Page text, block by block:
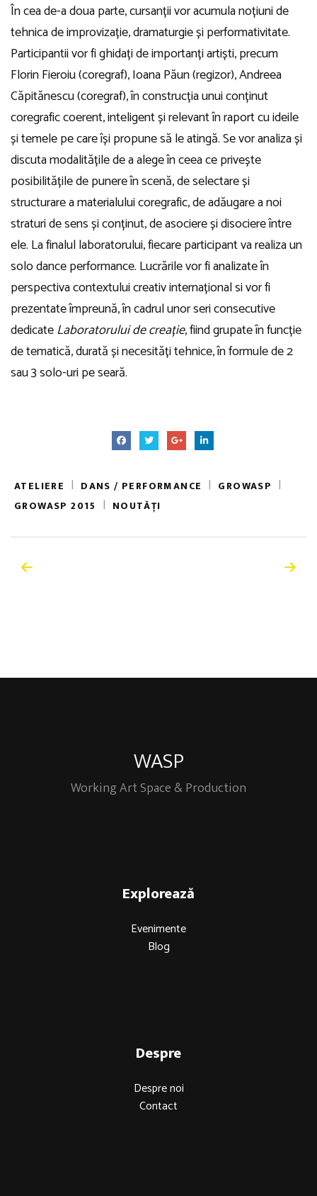
În cea de-a doua parte, cursanții vor acumula noțiuni de
tehnica de improvizație, dramaturgie și performativitate.
Participantii vor fi ghidați de importanți artiști, precum
Florin Fieroiu (coregraf), Ioana Păun (regizor), Andreea
Căpitănescu (coregraf), în construcția unui conținut
coregrafic coerent, inteligent și relevant în raport cu ideile
și temele pe care își propune să le atingă. Se vor analiza și
discuta modalitățile de a alege în ceea ce privește
posibilitățile de punere în scenă, de selectare și
structurare a materialului coregrafic, de adăugare a noi
straturi de sens și conținut, de asociere și disociere între
ele. La finalul laboratorului, fiecare participant va realiza un
solo dance performance. Lucrările vor fi analizate în
perspectiva contextului creativ internațional si vor fi
prezentate împreună, în cadrul unor seri consecutive
dedicateLaboratorului de creație, fiind grupate în funcție
de tematică, durată și necesități tehnice, în formule de 2
sau 3 solo-uri pe seară.
ATELIERE | DANS / PERFORMANCE | GROWASP |
GROWASP 2015 | NOUTĂȚI
WASP
Working Art Space & Production
Explorează
Evenimente
Blog
Despre
Despre noi
Contact